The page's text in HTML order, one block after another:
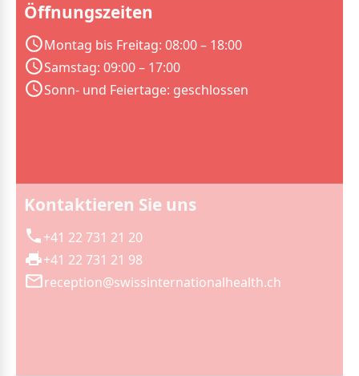
Öffnungszeiten
Montag bis Freitag: 08:00 – 18:00
Samstag: 09:00 – 17:00
Sonn- und Feiertage: geschlossen
Kontaktieren Sie uns
+41 22 731 21 20
+41 22 731 21 98
reception@swissinternationalhealth.ch